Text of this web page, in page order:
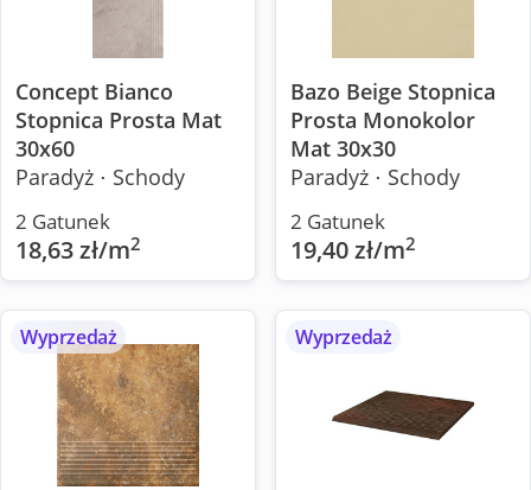
Concept Bianco
Stopnica Prosta Mat
30x60
Paradyż ⋅ Schody
2 Gatunek
18,63 zł/m2
Bazo Beige Stopnica
Prosta Monokolor
Mat 30x30
Paradyż ⋅ Schody
2 Gatunek
19,40 zł/m2
Wyprzedaż Wyprzedaż